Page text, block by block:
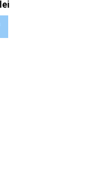
lei